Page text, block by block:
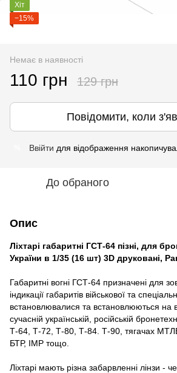
Хіт
−15%
Немає в наявності
110 грн 129 грн
Повідомити, коли
Ввійти для відображення
До обраного
Опис
Ліхтарі габаритні ГСТ-64 пізні, для
України в 1/35 (16 шт) 3D друковані,
Габаритні вогні ГСТ-64 призначені для
індикації габаритів військової та
встановлювалися та встановлюються на
сучасній українській, російській
Т-64, Т-72, Т-80, Т-84. Т-90, тягачах
БТР, ІМР тощо.
Ліхтарі мають різна забарвленні лінзи -